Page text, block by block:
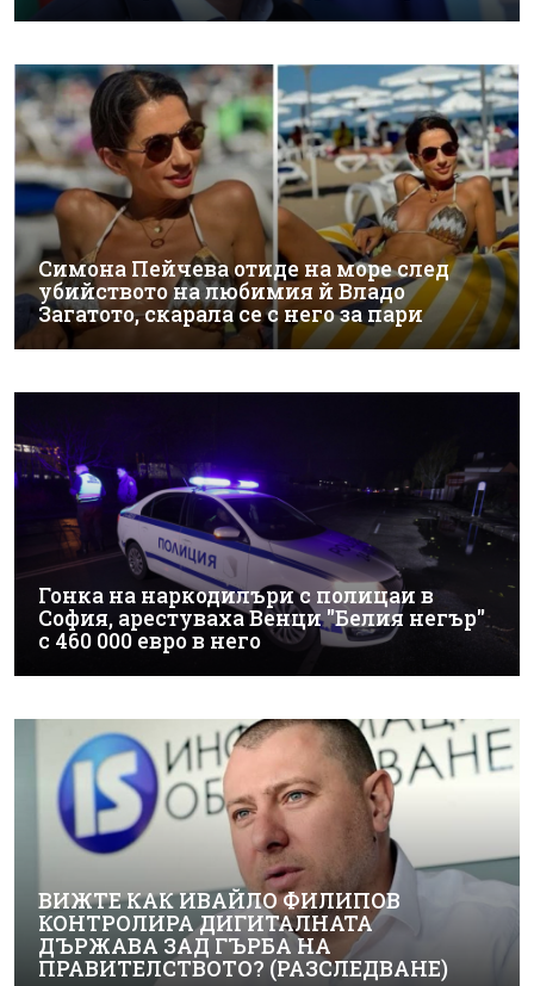
Симона Пейчева отиде на море след
убийството на любимия й Владо
Загатото, скарала се с него за пари
Гонка на наркодилъри с полицаи в
София, арестуваха Венци "Белия негър"
с 460 000 евро в него
ВИЖТЕ КАК ИВАЙЛО ФИЛИПОВ
КОНТРОЛИРА ДИГИТАЛНАТА
ДЪРЖАВА ЗАД ГЪРБА НА
ПРАВИТЕЛСТВОТО? (РАЗСЛЕДВАНЕ)